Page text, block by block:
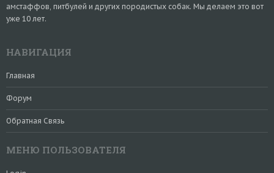
амстаффов, питбулей и других породистых собак. Мы делаем это вот
уже 10 лет.
НАВИГАЦИЯ
Главная
Форум
Обратная Связь
МЕНЮ ПОЛЬЗОВАТЕЛЯ